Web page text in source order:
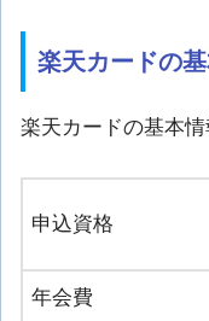
楽天カードの
楽天カードの基本情
申込資格
年会費